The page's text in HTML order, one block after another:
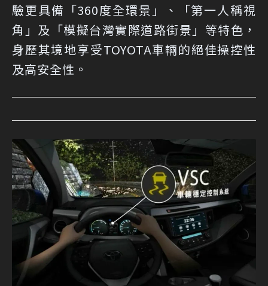
驗更具備「360度全環景」、「第一人稱視
角」及「模擬台灣實際道路街景」等特色，
身歷其境地享受TOYOTA車輛的絕佳操控性
及高安全性。